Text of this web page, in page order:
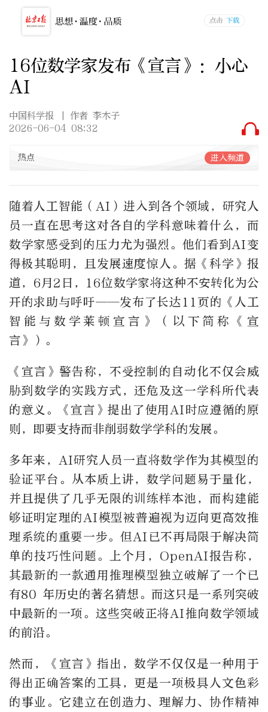
16位数学家发布《宣言》：小心
AI
中国科学报
| 作者 李木子
2026-06-04 08:32
热点 进入频道
随着人工智能（AI）进入到各个领域，研究人
员一直在思考这对各自的学科意味着什么，而
数学家感受到的压力尤为强烈。他们看到AI变
得极其聪明，且发展速度惊人。据《科学》报
道，6月2日，16位数学家将这种不安转化为公
开的求助与呼吁——发布了长达11页的《人工
智能与数学莱顿宣言》（以下简称《宣
言》）。
《宣言》警告称，不受控制的自动化不仅会威
胁到数学的实践方式，还危及这一学科所代表
的意义。《宣言》提出了使用AI时应遵循的原
则，即要支持而非削弱数学学科的发展。
多年来，AI研究人员一直将数学作为其模型的
验证平台。从本质上讲，数学问题易于量化，
并且提供了几乎无限的训练样本池，而构建能
够证明定理的AI模型被普遍视为迈向更高效推
理系统的重要一步。但AI已不再局限于解决简
单的技巧性问题。上个月，OpenAI报告称，
其最新的一款通用推理模型独立破解了一个已
有80 年历史的著名猜想。而这只是一系列突破
中最新的一项。这些突破正将AI推向数学领域
的前沿。
然而，《宣言》指出，数学不仅仅是一种用于
得出正确答案的工具，更是一项极具人文色彩
的事业。它建立在创造力、理解力、协作精神